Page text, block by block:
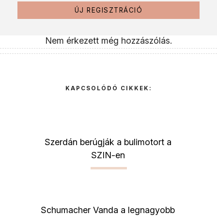
ÚJ REGISZTRÁCIÓ
Nem érkezett még hozzászólás.
KAPCSOLÓDÓ CIKKEK:
Szerdán berúgják a bulimotort a
SZIN-en
Schumacher Vanda a legnagyobb